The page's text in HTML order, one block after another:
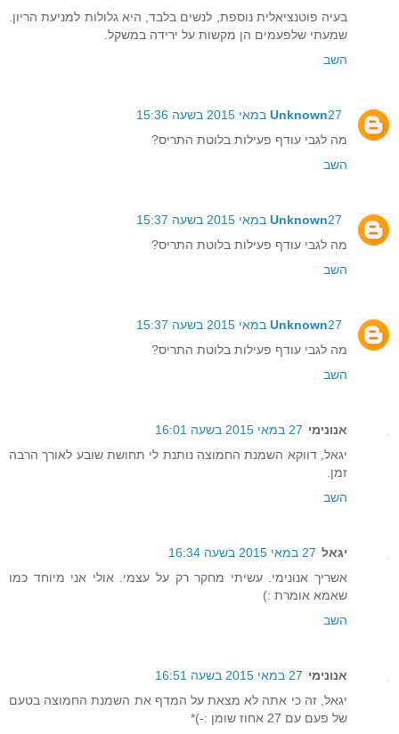
בעיה פוטנציאלית נוספת, לנשים בלבד, היא גלולות למניעת הריון.
שמעתי שלפעמים הן מקשות על ירידה במשקל.
השב
Unknown27 במאי 2015 בשעה 15:36
מה לגבי עודף פעילות בלוטת התריס?
השב
Unknown27 במאי 2015 בשעה 15:37
מה לגבי עודף פעילות בלוטת התריס?
השב
Unknown27 במאי 2015 בשעה 15:37
מה לגבי עודף פעילות בלוטת התריס?
השב
אנונימי 27 במאי 2015 בשעה 16:01
יגאל, דווקא השמנת החמוצה נותנת לי תחושת שובע לאורך הרבה
זמן.
השב
יגאל 27 במאי 2015 בשעה 16:34
אשריך אנונימי. עשיתי מחקר רק על עצמי. אולי אני מיוחד כמו
שאמא אומרת :)
השב
אנונימי 27 במאי 2015 בשעה 16:51
יגאל, זה כי אתה לא מצאת על המדף את השמנת החמוצה בטעם
של פעם עם 27 אחוז שומן :-)*